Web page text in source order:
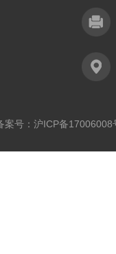
号： 沪ICP备17006008